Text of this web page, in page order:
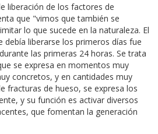
liberación de los factores de
que "vimos que también se
lo que sucede en la naturaleza. El
liberarse los primeros días fue
las primeras 24 horas. Se trata
se expresa en momentos muy
concretos, y en cantidades muy
fracturas de hueso, se expresa los
y su función es activar diversos
que fomentan la generación